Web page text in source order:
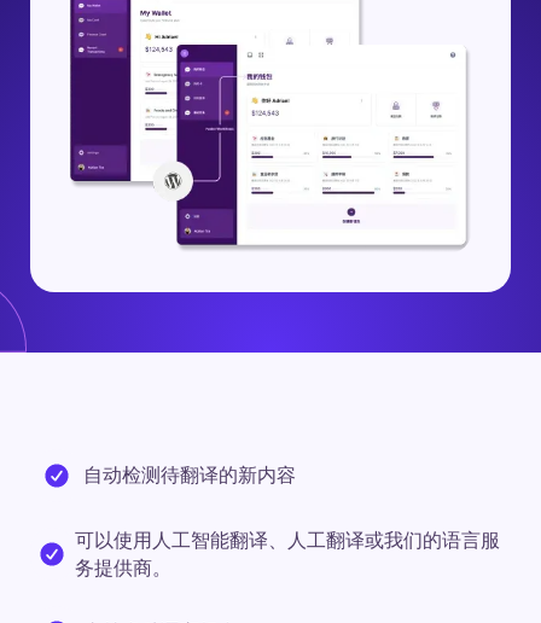
自动检测待翻译的新内容
可以使用人工智能翻译、人工翻译或我们的语言服
务提供商。